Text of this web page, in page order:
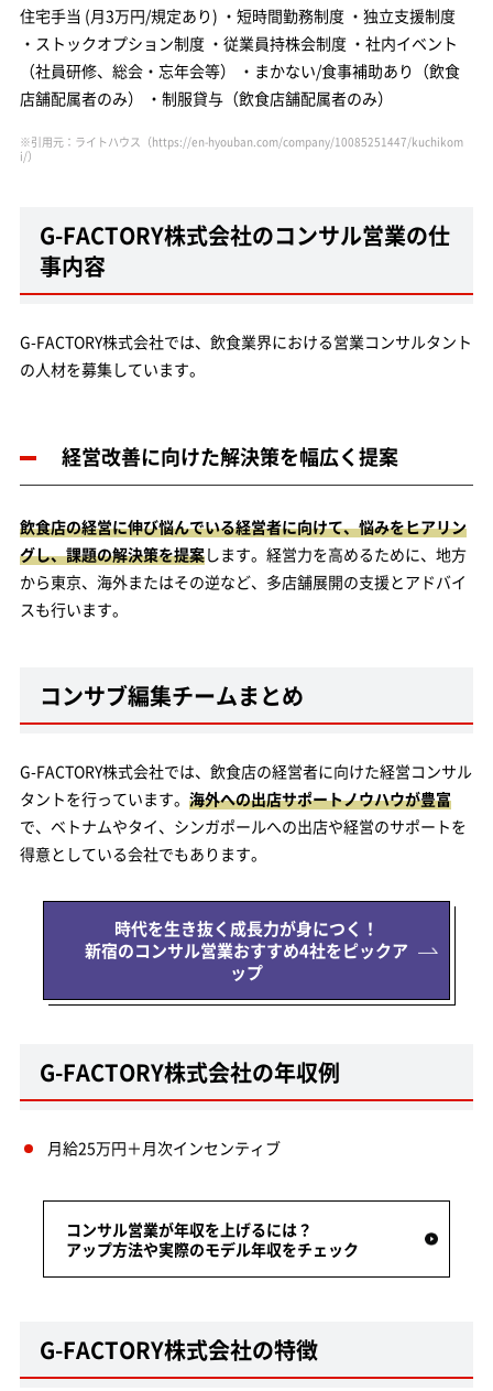
住宅手当 (月3万円/規定あり) ・短時間勤務制度 ・独立支援制度
・ストックオプション制度 ・従業員持株会制度 ・社内イベント
（社員研修、総会・忘年会等） ・まかない/食事補助あり（飲食
店舗配属者のみ） ・制服貸与（飲食店舗配属者のみ）
※引用元：ライトハウス （https://en-hyouban.com/company/10085251447/kuchikom
i/）
G-FACTORY株式会社のコンサル営業の仕
事内容
G-FACTORY株式会社では、飲食業界における営業コンサルタント
の人材を募集しています。
経営改善に向けた解決策を幅広く提案
飲食店の経営に伸び悩んでいる経営者に向けて、悩みをヒアリン
グし、課題の解決策を提案します。経営力を高めるために、地方
から東京、海外またはその逆など、多店舗展開の支援とアドバイ
スも行います。
コンサブ編集チームまとめ
G-FACTORY株式会社では、飲食店の経営者に向けた経営コンサル
タントを行っています。 海外への出店サポートノウハウが豊富
で、ベトナムやタイ、シンガポールへの出店や経営のサポートを
得意としている会社でもあります。
時代を生き抜く成長力が身につく！
新宿のコンサル営業おすすめ4社をピックア
ップ
G-FACTORY株式会社の年収例
月給25万円＋月次インセンティブ
コンサル営業が年収を上げるには？
アップ方法や実際のモデル年収をチェック
G-FACTORY株式会社の特徴